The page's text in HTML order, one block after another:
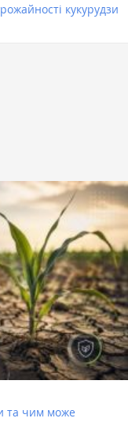
кукурудзи
та чим може